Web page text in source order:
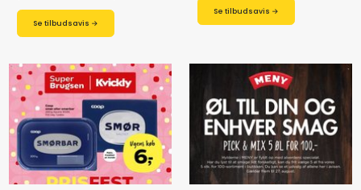
Se tilbudsavis →
Se tilbudsavis →